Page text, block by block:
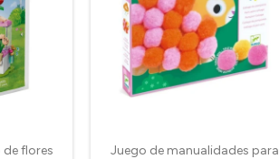
de flores
Juego de manualidades para